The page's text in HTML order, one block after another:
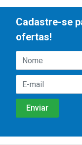
Cadastre-se
ofertas!